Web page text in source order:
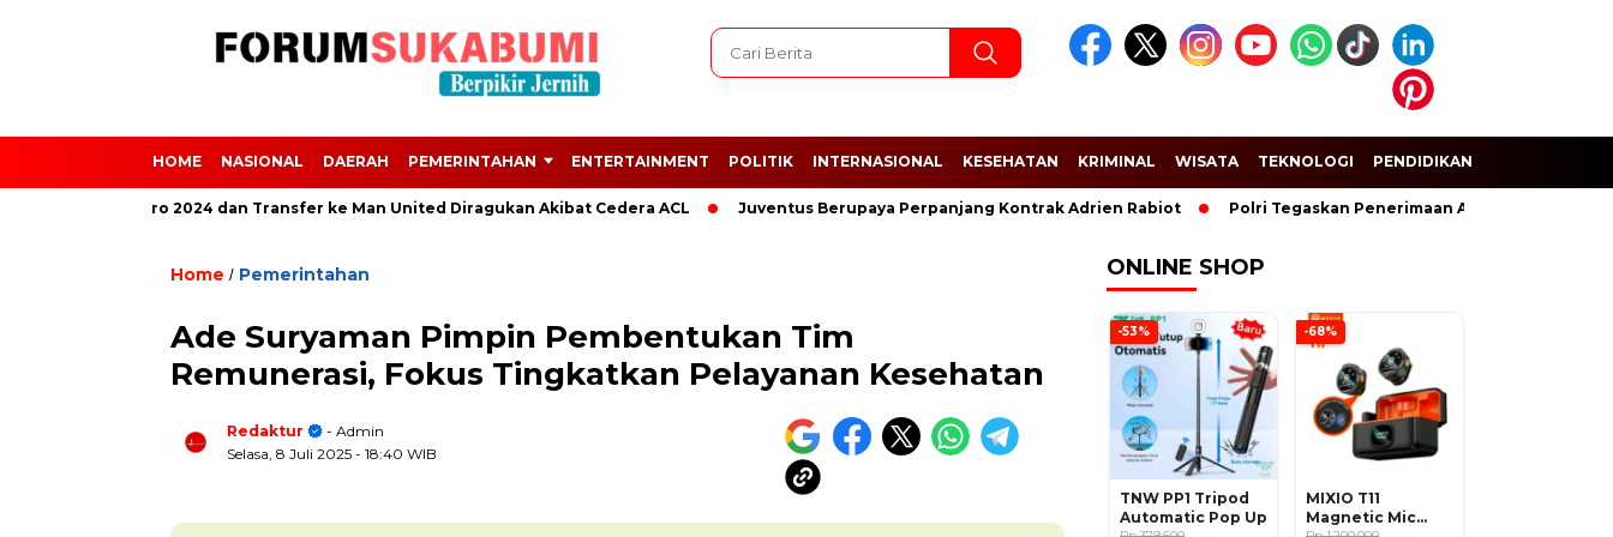
HOME NASIONAL DAERAH PEMERINTAHAN ENTERTAINMENT POLITIK INTERNASIONAL KESEHATAN KRIMINAL WISATA TEKNOLOGI PENDIDIKAN
dari Euro 2024 dan Transfer ke Man United Diragukan Akibat Cedera ACL Juventus Berupaya Perpanjang Kontrak Adrien Rabiot Polri Tegaskan Penerimaan Anggota dan Taruna
Home / Pemerintahan
Ade Suryaman Pimpin Pembentukan Tim
Remunerasi, Fokus Tingkatkan Pelayanan Kesehatan
Redaktur
- Admin
Selasa, 8 Juli 2025 - 18:40 WIB
ONLINE SHOP
-53%
TNW PP1 Tripod
Automatic Pop Up
-68%
MIXIO T11
Magnetic Mic